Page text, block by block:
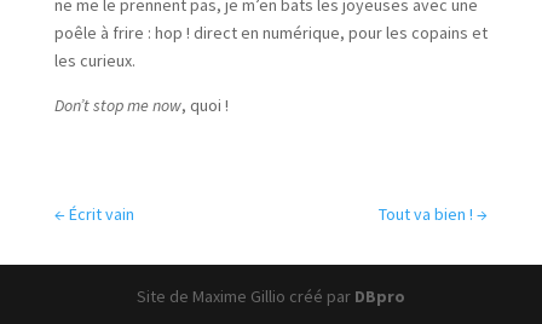
ne me le prennent pas, je m’en bats les joyeuses avec une
poêle à frire : hop ! direct en numérique, pour les copains et
les curieux.
Don’t stop me now, quoi !
← Écrit vain Tout va bien ! →
Site de Maxime Gillio créé par DBpro